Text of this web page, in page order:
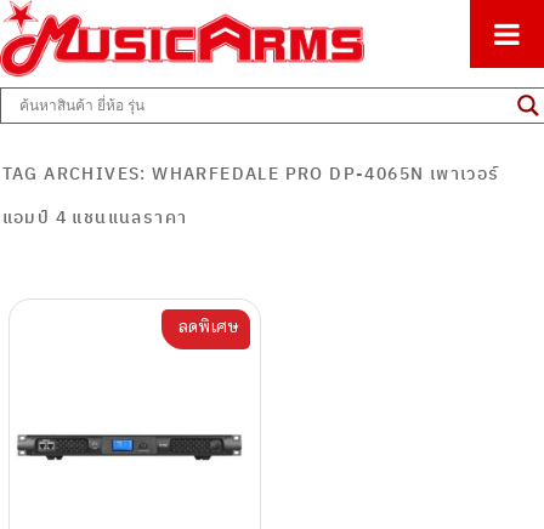
Music Arms
ศูนย์รวมครื่องดนตรีทุกชนิด ตั้งแต่เริ่มต้นถึงมืออาชีพ
TAG ARCHIVES:WHARFEDALE PRO DP-4065N เพาเวอร์
แอมป์ 4 แชนแนลราคา
ลดพิเศษ